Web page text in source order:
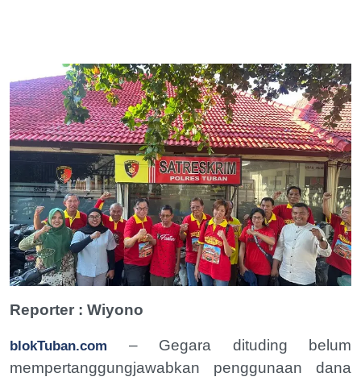
Reporter : Wiyono
blokTuban.com
– Gegara dituding belum
mempertanggungjawabkan penggunaan dana